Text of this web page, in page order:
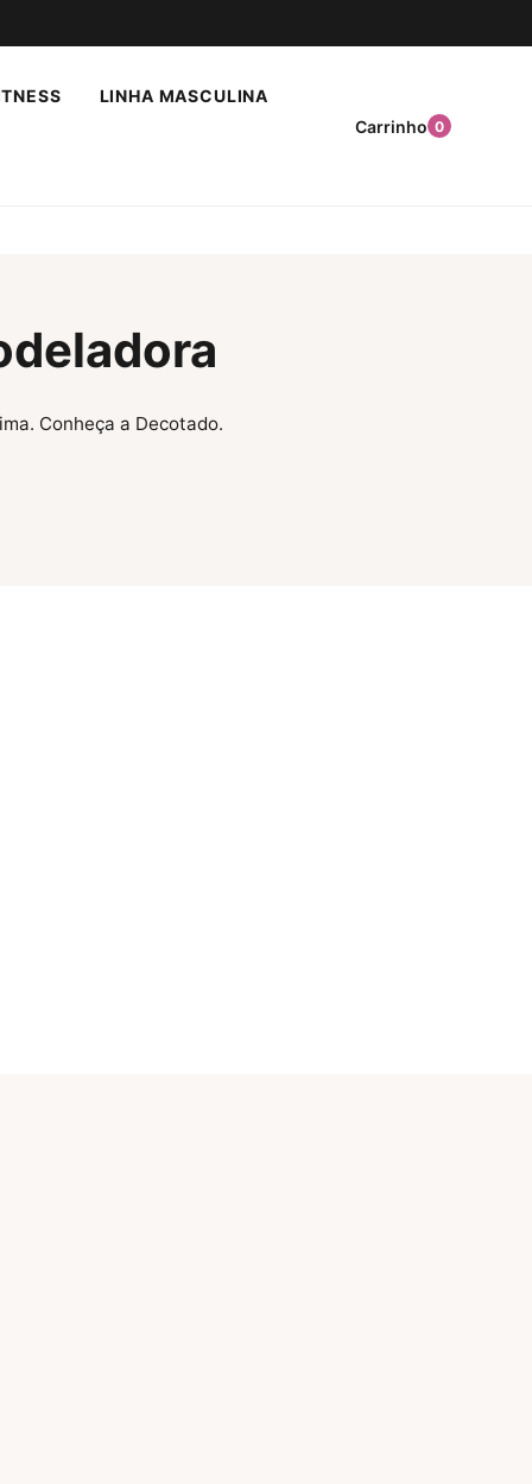
LINHA MASCULINA
Carrinho 0
Conheça a Decotado.